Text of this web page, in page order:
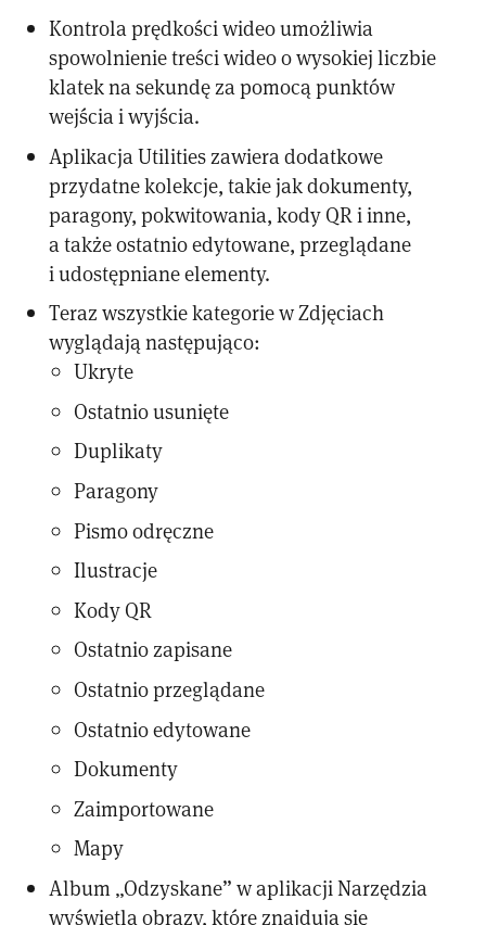
Kontrola prędkości wideo umożliwia
spowolnienie treści wideo o wysokiej liczbie
klatek na sekundę za pomocą punktów
wejścia i wyjścia.
Aplikacja Utilities zawiera dodatkowe
przydatne kolekcje, takie jak dokumenty,
paragony, pokwitowania, kody QR i inne,
a także ostatnio edytowane, przeglądane
i udostępniane elementy.
Teraz wszystkie kategorie w Zdjęciach
wyglądają następująco:
Ukryte
Ostatnio usunięte
Duplikaty
Paragony
Pismo odręczne
Ilustracje
Kody QR
Ostatnio zapisane
Ostatnio przeglądane
Ostatnio edytowane
Dokumenty
Zaimportowane
Mapy
Album „Odzyskane” w aplikacji Narzędzia
wyświetla obrazy, które znajdują się